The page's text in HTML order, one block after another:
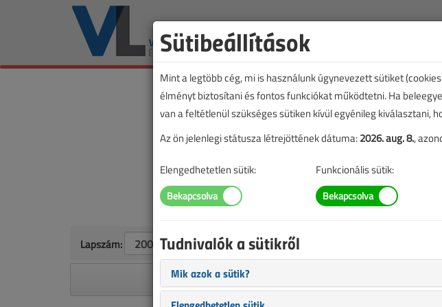
Lapszám:
A megjelenések éves ütemezése a
Sütibeállítások
Mint a legtöbb cég, mi is használunk úgynevezett sütiket
élményt biztosítani és fontos funkciókat működtetni. Ha
van a feltétlenül szükséges sütiken kívül egyénileg kiválasztani,
Az ön jelenlegi státusza létrejöttének dátuma:2026. aug. 8.,
Elengedhetetlen sütik: Funkcionális sütik:
Tudnivalók a sütikről
Mik azok a sütik?